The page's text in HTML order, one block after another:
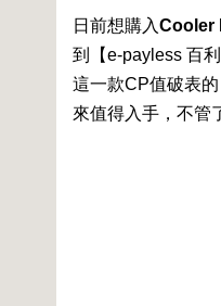
日前想購入Cooler
到【e-payless 百
這一款CP值破表的
來值得入手，不管